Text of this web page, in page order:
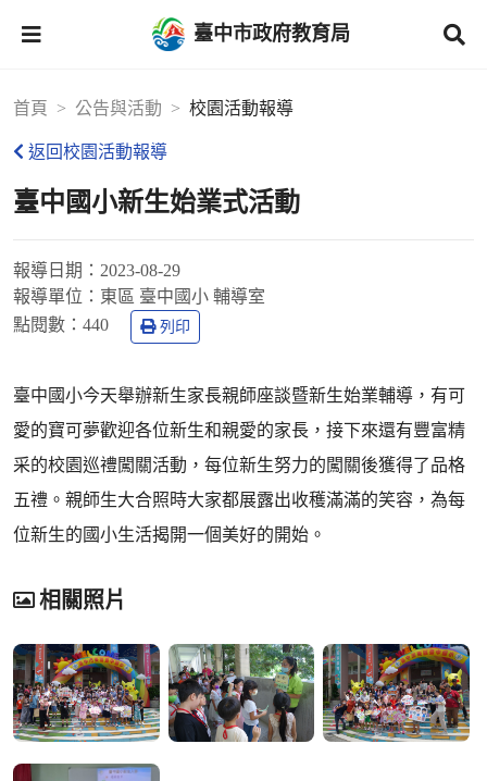
臺中市政府教育局
首頁 公告與活動 校園活動報導
返回校園活動報導
臺中國小新生始業式活動
報導日期： 2023-08-29
報導單位： 東區 臺中國小 輔導室
點閱數： 440 列印
臺中國小今天舉辦新生家長親師座談暨新生始業輔導，有可
愛的寶可夢歡迎各位新生和親愛的家長，接下來還有豐富精
采的校園巡禮闖關活動，每位新生努力的闖關後獲得了品格
五禮。親師生大合照時大家都展露出收穫滿滿的笑容，為每
位新生的國小生活揭開一個美好的開始。
相關照片